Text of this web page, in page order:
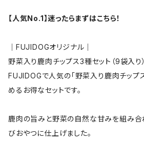
【人気No.1】迷ったらまずはこちら！
｜FUJIDOGオリジナル｜
野菜入り鹿肉チップス3種セット（9袋入り）
FUJIDOGで人気の「野菜入り鹿肉チップ
めるお得なセットです。
鹿肉の旨みと野菜の自然な甘みを組み合
びおやつに仕上げました。